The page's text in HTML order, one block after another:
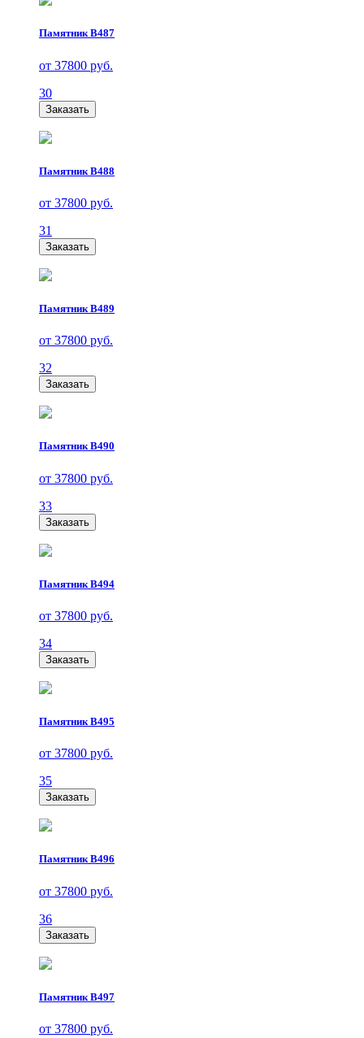
Памятник В487
от 37800 руб.
30
Заказать
Памятник В488
от 37800 руб.
31
Заказать
Памятник В489
от 37800 руб.
32
Заказать
Памятник В490
от 37800 руб.
33
Заказать
Памятник В494
от 37800 руб.
34
Заказать
Памятник В495
от 37800 руб.
35
Заказать
Памятник В496
от 37800 руб.
36
Заказать
Памятник В497
от 37800 руб.